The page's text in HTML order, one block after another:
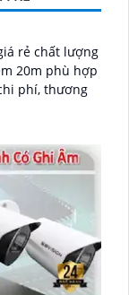
rẻ chất lượng
20m phù hợp
phí, thương